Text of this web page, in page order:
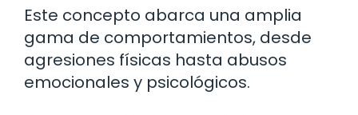
Este concepto abarca una amplia
gama de comportamientos, desde
agresiones físicas hasta abusos
emocionales y psicológicos.